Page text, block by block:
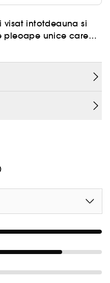
visat intotdeauna si
pleoape unice care
o arta infinita.
avangardista datorita
de la nude-uri
coral, pana la nuante
verde sau albastru.
zana si nuante